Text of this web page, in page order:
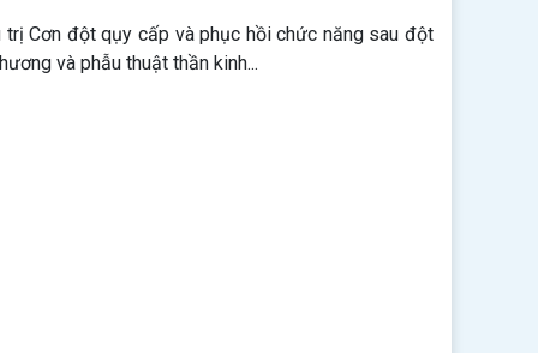
Cơn đột qụy cấp và phục hồi chức năng sau đột
và phẫu thuật thần kinh...